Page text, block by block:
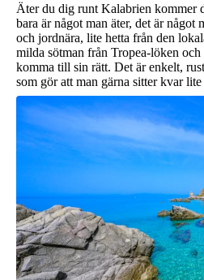
Äter du dig runt Kalabrien kommer
bara är något man äter, det är något
och jordnära, lite hetta från den
milda sötman från Tropea‑löken
komma till sin rätt. Det är enkelt,
som gör att man gärna sitter kvar lite